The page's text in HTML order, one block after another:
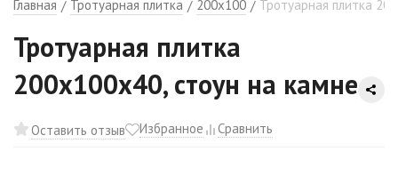
Главная / Тротуарная плитка / 200х100 / Тротуарная плитка
Тротуарная плитка
200х100х40, стоун на камне
Оставить отзыв Избранное Сравнить